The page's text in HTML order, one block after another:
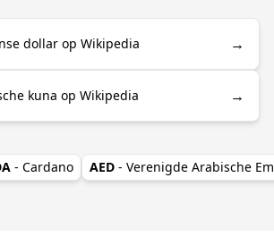
dollar op Wikipedia →
kuna op Wikipedia →
- Cardano AED - Verenigde Arabische